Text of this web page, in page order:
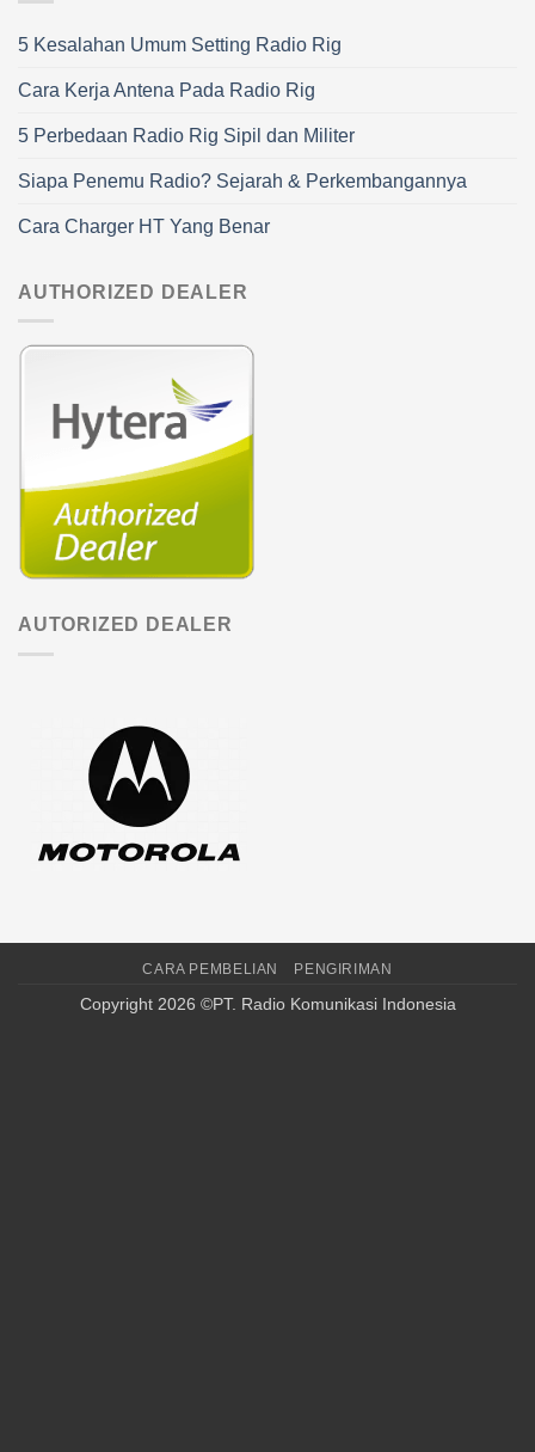
5 Kesalahan Umum Setting Radio Rig
Cara Kerja Antena Pada Radio Rig
5 Perbedaan Radio Rig Sipil dan Militer
Siapa Penemu Radio? Sejarah & Perkembangannya
Cara Charger HT Yang Benar
AUTHORIZED DEALER
AUTORIZED DEALER
CARA PEMBELIAN PENGIRIMAN
Copyright 2026 ©PT. Radio Komunikasi Indonesia